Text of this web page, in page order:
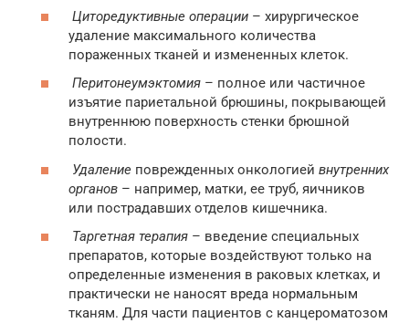
Циторедуктивные операции – хирургическое
удаление максимального количества
пораженных тканей и измененных клеток.
Перитонеумэктомия – полное или частичное
изъятие париетальной брюшины, покрывающей
внутреннюю поверхность стенки брюшной
полости.
Удаление поврежденных онкологией внутренних
органов – например, матки, ее труб, яичников
или пострадавших отделов кишечника.
Таргетная терапия – введение специальных
препаратов, которые воздействуют только на
определенные изменения в раковых клетках, и
практически не наносят вреда нормальным
тканям. Для части пациентов с канцероматозом